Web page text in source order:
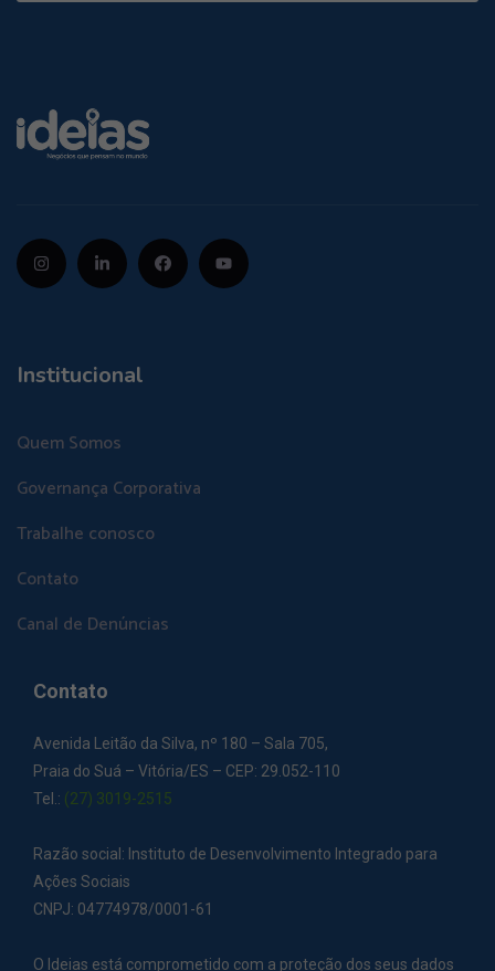
Institucional
Quem Somos
Governança Corporativa
Trabalhe conosco
Contato
Canal de Denúncias
Contato
Avenida Leitão da Silva, nº 180 – Sala 705,
Praia do Suá – Vitória/ES – CEP: 29.052-110
Tel.: (27) 3019-2515
Razão social: Instituto de Desenvolvimento Integrado para
Ações Sociais
CNPJ: 04774978/0001-61
O Ideias está comprometido com a proteção dos seus dados